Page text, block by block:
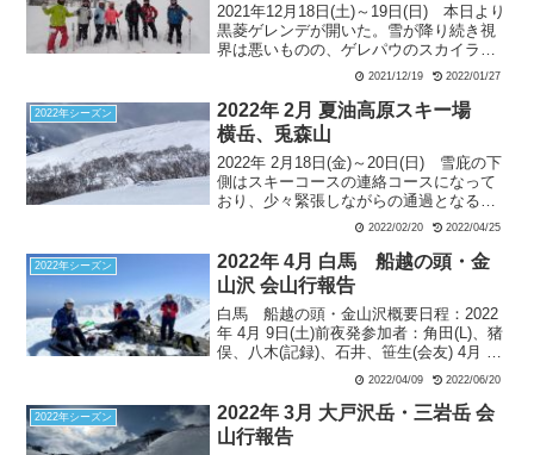
2021年12月18日(土)～19日(日) 本日より
黒菱ゲレンデが開いた。雪が降り続き視
界は悪いものの、ゲレパウのスカイライ
ンコースは快適そのもの。シーズン初め
皆同じで、下のリフトは長蛇の列だっ
た。
2021/12/19 2022/01/27
2022年シーズン
2022年 2月 夏油高原スキー場
横岳、兎森山
2022年 2月18日(金)～20日(日) 雪庇の下
側はスキーコースの連絡コースになって
おり、少々緊張しながらの通過となる。
シールを外し、北東面を快適に200m滑
ここから東面を滑走し登り返す。尾根に
近づくほど雪質が良く、翌日の滑走候補
としてゲレンデにでる。ここで天候が急
変、シールを剥がしている間にコースも
分からなくなるほどの吹雪状態となる。
2022/02/20 2022/04/25
2022年シーズン
2022年 4月 白馬 船越の頭・金
山沢 会山行報告
白馬 船越の頭・金山沢概要日程：2022
年 4月 9日(土)前夜発参加者：角田(L)、猪
俣、八木(記録)、石井、笹生(会友) 4月 9
日(土)天候：晴れ栂池高原スキー場 8:50
＝栂池自然園駅1820m 9:50…船越の頭
2612m13:2...
2022/04/09 2022/06/20
2022年シーズン
2022年 3月 大戸沢岳・三岩岳 会
山行報告